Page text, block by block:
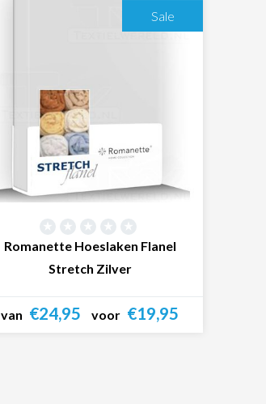
Sale
Romanette Hoeslaken Flanel
Stretch Zilver
van €24,95 voor €19,95